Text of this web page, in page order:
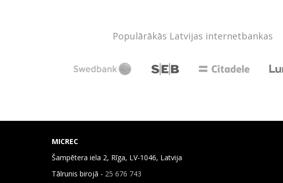
Populārākās Latvijas internetbankas
MICREC
Šampētera iela 2, Rīga, LV-1046, Latvija
Tālrunis birojā - 25 676 743